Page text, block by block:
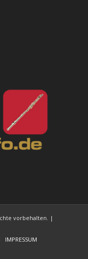
vorbehalten. |
IMPRESSUM